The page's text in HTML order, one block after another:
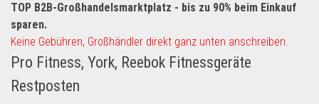
Handy und Smartphone
Kosmetik & Pflege
Lebensmittel & Getränke
Multimedia & Elektro
TOP B2B-Großhandelsmarktplatz - bis zu 90% beim Einkauf
sparen.
Keine Gebühren, Großhändler direkt ganz unten anschreiben.
Pro Fitness, York, Reebok Fitnessgeräte
Restposten